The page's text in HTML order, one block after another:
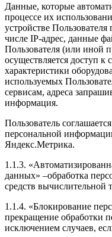
Данные, которые
процессе их
устройстве
числе IP-адрес, данные
Пользователя (или иной
осуществляется доступ к
характеристики
используемых
сервисам, адреса
информация.
Пользователь
персональной
Яндекс.Метрика.
1.1.3.
данных» –обработка
средств вычислительной
1.1.4. «Блокирование
прекращение обработки
исключением случаев,